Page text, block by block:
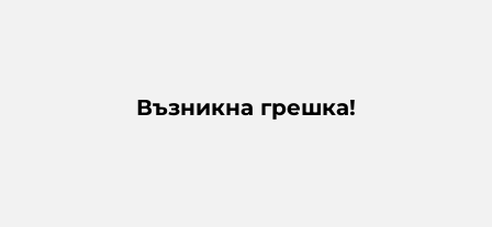
Възникна грешка!